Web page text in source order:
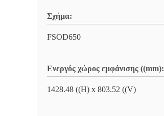
Σχήμα:
FSOD650
Ενεργός χώρος εμφάνισης ((mm):
1428.48 ((H) x 803.52 ((V)